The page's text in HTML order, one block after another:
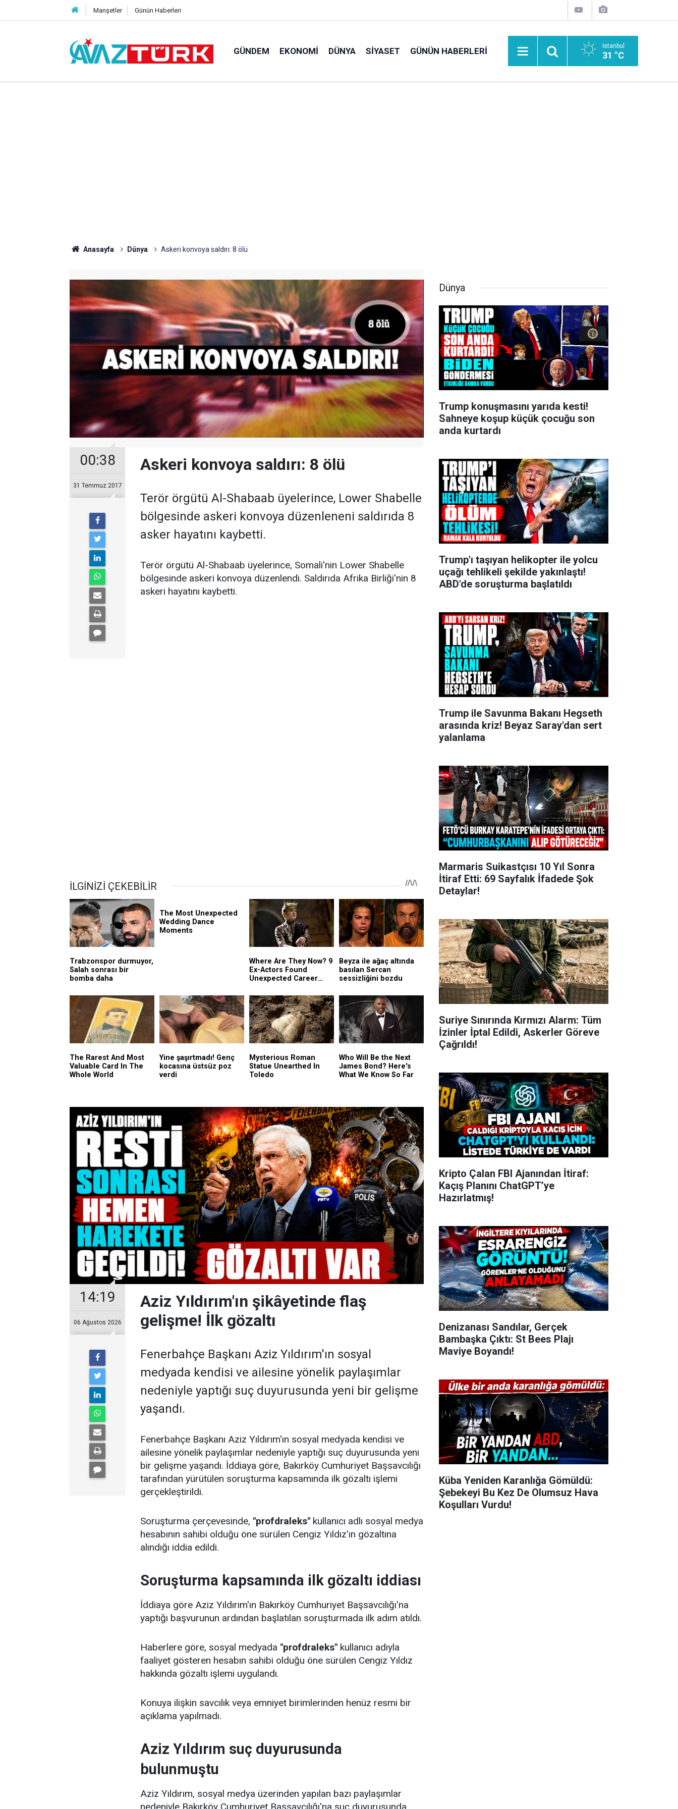
Manşetler Günün Haberleri
GÜNDEM EKONOMI DÜNYA SIYASET GÜNÜN HABERLERI İstanbul
31 °C
Anasayfa Dünya Askeri konvoya saldırı: 8 ölü
00:38
31 Temmuz 2017
Askeri konvoya saldırı: 8 ölü
Terör örgütü Al-Shabaab üyelerince, Lower Shabelle
bölgesinde askeri konvoya düzenleneni saldırıda 8
asker hayatını kaybetti.
Terör örgütü Al-Shabaab üyelerince, Somali'nin Lower Shabelle
bölgesinde askeri konvoya düzenlendi. Saldırıda Afrika Birliği'nin 8
askeri hayatını kaybetti.
14:19
06 Ağustos 2026
Aziz Yıldırım'ın şikâyetinde flaş
gelişme! İlk gözaltı
Fenerbahçe Başkanı Aziz Yıldırım'ın sosyal
medyada kendisi ve ailesine yönelik paylaşımlar
nedeniyle yaptığı suç duyurusunda yeni bir gelişme
yaşandı.
Fenerbahçe Başkanı Aziz Yıldırım'ın sosyal medyada kendisi ve
ailesine yönelik paylaşımlar nedeniyle yaptığı suç duyurusunda yeni
bir gelişme yaşandı. İddiaya göre, Bakırköy Cumhuriyet Başsavcılığı
tarafından yürütülen soruşturma kapsamında ilk gözaltı işlemi
gerçekleştirildi.
Soruşturma çerçevesinde, "profdraleks" kullanıcı adlı sosyal medya
hesabının sahibi olduğu öne sürülen Cengiz Yıldız'ın gözaltına
alındığı iddia edildi.
Soruşturma kapsamında ilk gözaltı iddiası
İddiaya göre Aziz Yıldırım'ın Bakırköy Cumhuriyet Başsavcılığı'na
yaptığı başvurunun ardından başlatılan soruşturmada ilk adım atıldı.
Haberlere göre, sosyal medyada "profdraleks" kullanıcı adıyla
faaliyet gösteren hesabın sahibi olduğu öne sürülen Cengiz Yıldız
hakkında gözaltı işlemi uygulandı.
Konuya ilişkin savcılık veya emniyet birimlerinden henüz resmi bir
açıklama yapılmadı.
Aziz Yıldırım suç duyurusunda
bulunmuştu
Aziz Yıldırım, sosyal medya üzerinden yapılan bazı paylaşımlar
nedeniyle Bakırköy Cumhuriyet Başsavcılığı'na suç duyurusunda
Dünya
Trump konuşmasını yarıda kesti!
Sahneye koşup küçük çocuğu son
anda kurtardı
Trump'ı taşıyan helikopter ile yolcu
uçağı tehlikeli şekilde yakınlaştı!
ABD'de soruşturma başlatıldı
Trump ile Savunma Bakanı Hegseth
arasında kriz! Beyaz Saray'dan sert
yalanlama
Marmaris Suikastçısı 10 Yıl Sonra
İtiraf Etti: 69 Sayfalık İfadede Şok
Detaylar!
Suriye Sınırında Kırmızı Alarm: Tüm
İzinler İptal Edildi, Askerler Göreve
Çağrıldı!
Kripto Çalan FBI Ajanından İtiraf:
Kaçış Planını ChatGPT’ye
Hazırlatmış!
Denizanası Sandılar, Gerçek
Bambaşka Çıktı: St Bees Plajı
Maviye Boyandı!
Küba Yeniden Karanlığa Gömüldü:
Şebekeyi Bu Kez De Olumsuz Hava
Koşulları Vurdu!